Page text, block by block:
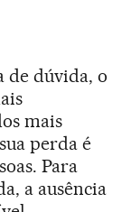
de dúvida, o
mais
perda é
Para
a ausência